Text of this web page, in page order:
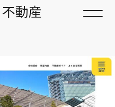
不動産